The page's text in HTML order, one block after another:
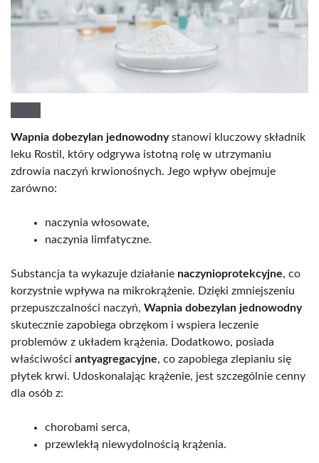
Wapnia dobezylan jednowodnystanowi kluczowy składnik
leku Rostil, który odgrywa istotną rolę w utrzymaniu
zdrowia naczyń krwionośnych. Jego wpływ obejmuje
zarówno:
naczynia włosowate,
naczynia limfatyczne.
Substancja ta wykazuje działanie naczynioprotekcyjne, co
korzystnie wpływa na mikrokrążenie. Dzięki zmniejszeniu
przepuszczalności naczyń, Wapnia dobezylan jednowodny
skutecznie zapobiega obrzękom i wspiera leczenie
problemów z układem krążenia. Dodatkowo, posiada
właściwości antyagregacyjne, co zapobiega zlepianiu się
płytek krwi. Udoskonalając krążenie, jest szczególnie cenny
dla osób z:
chorobami serca,
przewlekłą niewydolnością krążenia.